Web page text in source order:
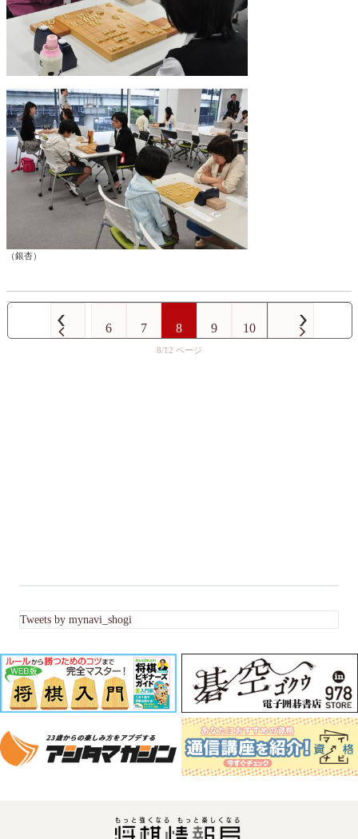
（銀杏）
8/12
6 7 8 9 10
Tweets by mynavi_shogi